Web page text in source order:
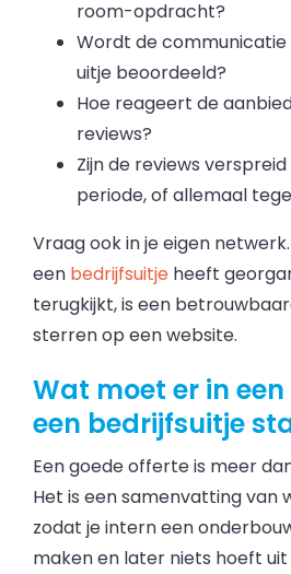
room-opdracht?
Wordt de
uitje beoordeeld?
Hoe reageert de
reviews?
Zijn de reviews
periode, of allemaal
Vraag ook in je eigen
een bedrijfsuitje heeft
terugkijkt, is een
sterren op een website.
Wat moet er in
een bedrijfsuitje
Een goede offerte is meer
Het is een samenvatting van
zodat je intern een
maken en later niets hoeft